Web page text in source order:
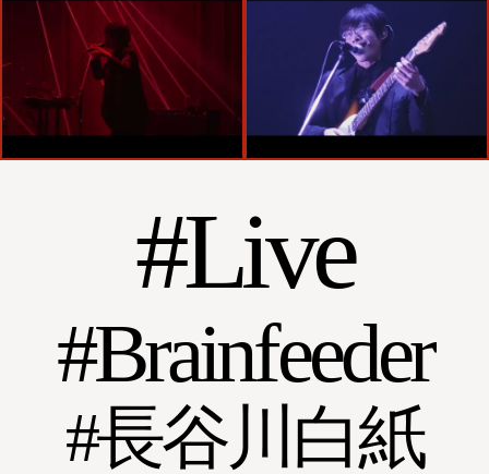
Live
Brainfeeder
長谷川白紙